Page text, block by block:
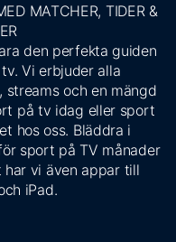
MATCHER, TIDER &
den perfekta guiden
Vi erbjuder alla
streams och en mängd
på tv idag eller sport
hos oss. Bläddra i
sport på TV månader
vi även appar till
iPad.